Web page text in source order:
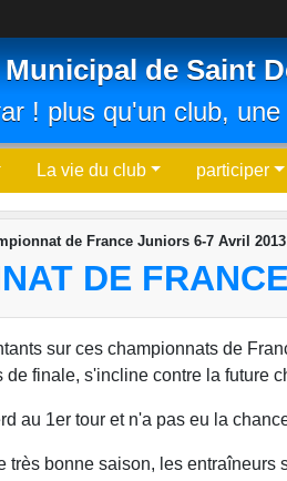
de Saint
! plus qu'un club,
La vie du club participer
de France Juniors 6-7 Avril 2013
DE
sur ces championnats de
de finale, s'incline contre la future
au 1er tour et n'a pas eu la
très bonne saison, les entraîneurs